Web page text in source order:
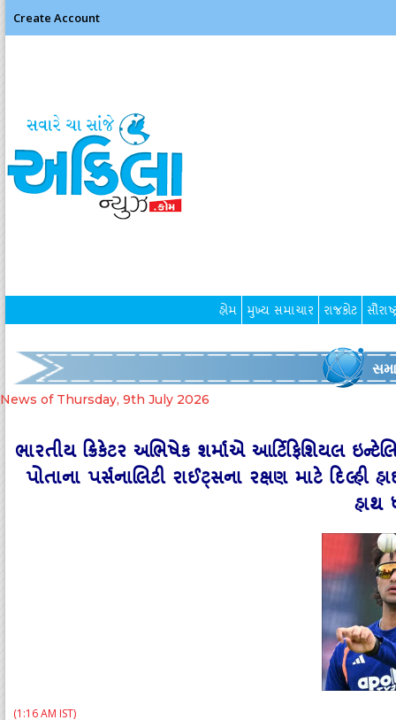
Create Account
હોમ મુખ્ય સમાચાર રાજકોટ
News of Thursday, 9th July 2026
ભારતીય ક્રિકેટર અભિષેક શર્માએ આર્ટિફિશિયલ
પોતાના પર્સનાલિટી રાઈટ્સના રક્ષણ માટે
હાથ
(1:16 AM IST)